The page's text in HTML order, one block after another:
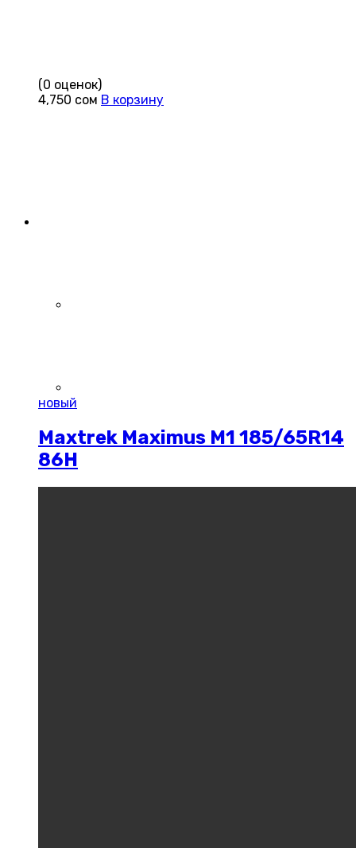
(0 оценок)
4,750 сом В корзину
новый
Maxtrek Maximus M1 185/65R14
86H